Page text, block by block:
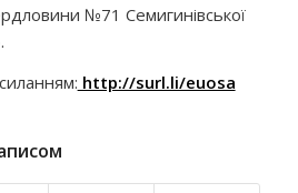
№71 Семигинівської
http://surl.li/euosa